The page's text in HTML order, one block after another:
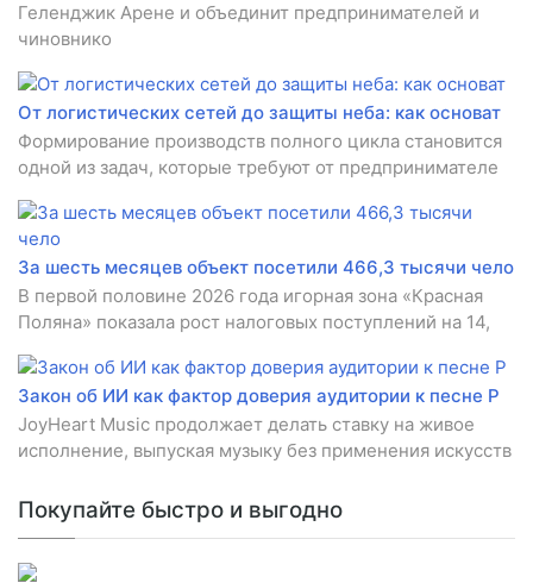
Геленджик Арене и объединит предпринимателей и
чиновнико
От логистических сетей до защиты неба: как основат
Формирование производств полного цикла становится
одной из задач, которые требуют от предпринимателе
За шесть месяцев объект посетили 466,3 тысячи чело
В первой половине 2026 года игорная зона «Красная
Поляна» показала рост налоговых поступлений на 14,
Закон об ИИ как фактор доверия аудитории к песне Р
JoyHeart Music продолжает делать ставку на живое
исполнение, выпуская музыку без применения искусств
Покупайте быстро и выгодно